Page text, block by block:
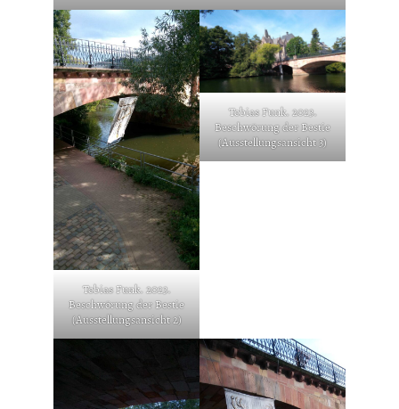
Tobias Funk. 2023.
Beschwörung der Bestie
(Ausstellungsansicht 2)
Tobias Funk. 2023.
Beschwörung der Bestie
(Ausstellungsansicht 3)